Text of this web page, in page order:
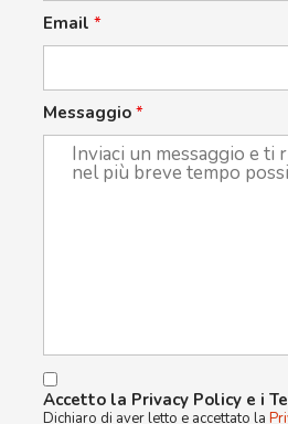
Email *
Messaggio *
Accetto la Privacy Policy e i
Dichiaro di aver letto e accettato la